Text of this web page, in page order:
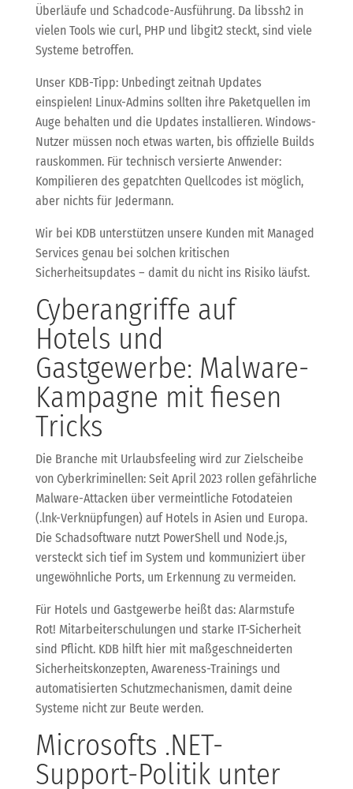
Überläufe und Schadcode-Ausführung. Da libssh2 in
vielen Tools wie curl, PHP und libgit2 steckt, sind viele
Systeme betroffen.
Unser KDB-Tipp: Unbedingt zeitnah Updates
einspielen! Linux-Admins sollten ihre Paketquellen im
Auge behalten und die Updates installieren. Windows-
Nutzer müssen noch etwas warten, bis offizielle Builds
rauskommen. Für technisch versierte Anwender:
Kompilieren des gepatchten Quellcodes ist möglich,
aber nichts für Jedermann.
Wir bei KDB unterstützen unsere Kunden mit Managed
Services genau bei solchen kritischen
Sicherheitsupdates – damit du nicht ins Risiko läufst.
Cyberangriffe auf
Hotels und
Gastgewerbe: Malware-
Kampagne mit fiesen
Tricks
Die Branche mit Urlaubsfeeling wird zur Zielscheibe
von Cyberkriminellen: Seit April 2023 rollen gefährliche
Malware-Attacken über vermeintliche Fotodateien
(.lnk-Verknüpfungen) auf Hotels in Asien und Europa.
Die Schadsoftware nutzt PowerShell und Node.js,
versteckt sich tief im System und kommuniziert über
ungewöhnliche Ports, um Erkennung zu vermeiden.
Für Hotels und Gastgewerbe heißt das: Alarmstufe
Rot! Mitarbeiterschulungen und starke IT-Sicherheit
sind Pflicht. KDB hilft hier mit maßgeschneiderten
Sicherheitskonzepten, Awareness-Trainings und
automatisierten Schutzmechanismen, damit deine
Systeme nicht zur Beute werden.
Microsofts .NET-
Support-Politik unter